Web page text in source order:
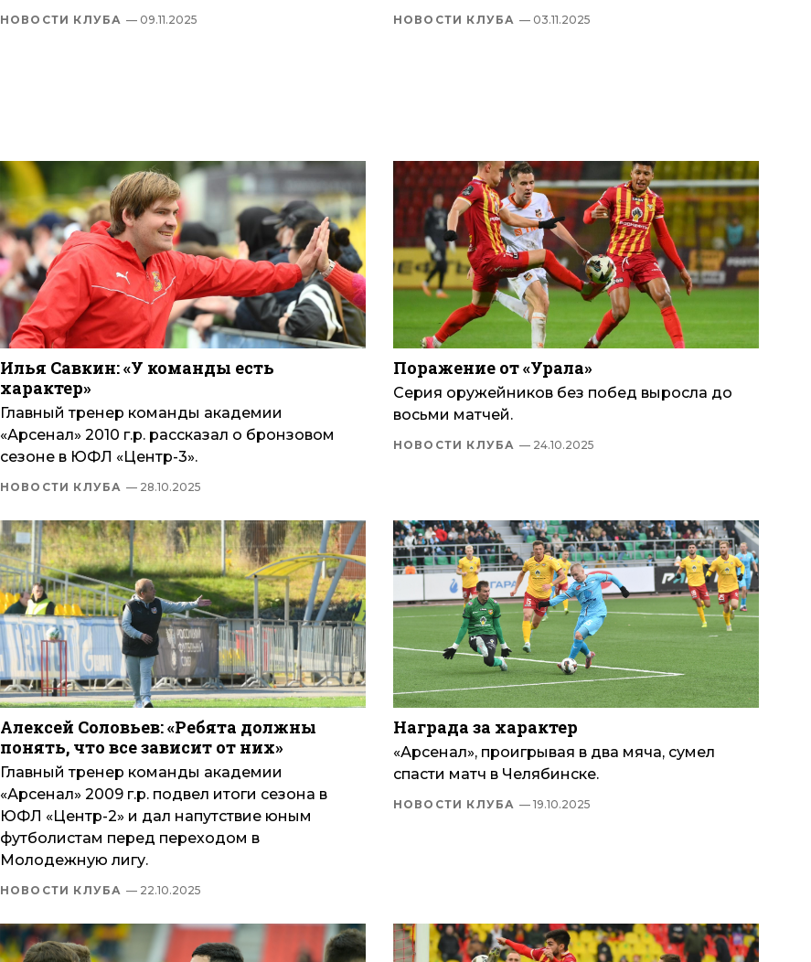
НОВОСТИ КЛУБА — 09.11.2025 НОВОСТИ КЛУБА — 03.11.2025
Илья Савкин: «У команды есть
характер»
Главный тренер команды академии
«Арсенал» 2010 г.р. рассказал о бронзовом
сезоне в ЮФЛ «Центр-3».
НОВОСТИ КЛУБА — 28.10.2025
Поражение от «Урала»
Серия оружейников без побед выросла до
восьми матчей.
НОВОСТИ КЛУБА — 24.10.2025
Алексей Соловьев: «Ребята должны
понять, что все зависит от них»
Главный тренер команды академии
«Арсенал» 2009 г.р. подвел итоги сезона в
ЮФЛ «Центр-2» и дал напутствие юным
футболистам перед переходом в
Молодежную лигу.
НОВОСТИ КЛУБА — 22.10.2025
Награда за характер
«Арсенал», проигрывая в два мяча, сумел
спасти матч в Челябинске.
НОВОСТИ КЛУБА — 19.10.2025